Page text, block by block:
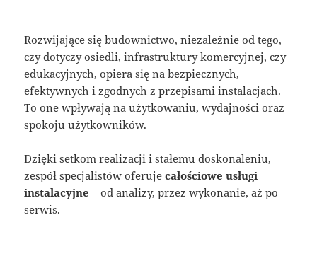
Rozwijające się budownictwo, niezależnie od tego,
czy dotyczy osiedli, infrastruktury komercyjnej, czy
edukacyjnych, opiera się na bezpiecznych,
efektywnych i zgodnych z przepisami instalacjach.
To one wpływają na użytkowaniu, wydajności oraz
spokoju użytkowników.
Dzięki setkom realizacji i stałemu doskonaleniu,
zespół specjalistów oferujecałościowe usługi
instalacyjne – od analizy, przez wykonanie, aż po
serwis.